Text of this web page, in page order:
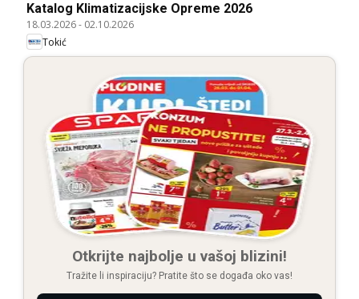
Katalog Klimatizacijske Opreme 2026
18.03.2026- 02.10.2026
Tokić
Otkrijte najbolje u vašoj blizini!
Tražite li inspiraciju? Pratite što se događa oko vas!